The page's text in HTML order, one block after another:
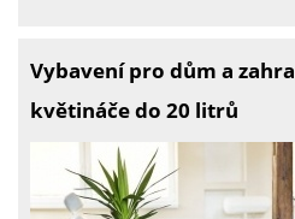
Vybavení pro dům a
květináče do 20 litrů